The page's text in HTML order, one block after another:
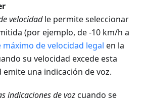
velocidadle permite seleccionar
(por ejemplo, de -10 km/h a
máximo de velocidad legal en la
su velocidad excede esta
una indicación de voz.
indicaciones de vozcuando se